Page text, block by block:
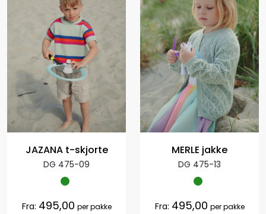
JAZANA t-skjorte
DG 475-09
Fra: 495,00 per pakke
MERLE jakke
DG 475-13
Fra: 495,00 per pakke